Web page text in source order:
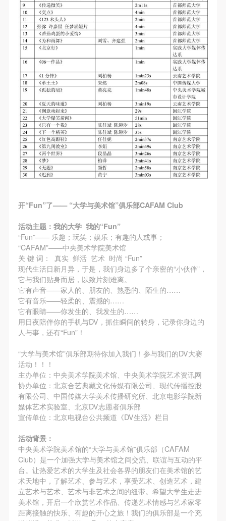
开“Fun”了—— “大学与美术馆”俱乐部CAFAM Club
活动主题：我的大学 我的“Fun”
“Fun”—— 乐趣；玩笑；娱乐；有趣的人或事；
“CAFAM”——中央美术学院美术馆
关 键 词： 真实 鲜活 艺术 时尚 “Fun”
现代生活日新月异，于是，我们身边多了个亲密的“小伙伴”，
它与我们贴身而居，以致片刻难离。
它有声音——家人的、朋友的、熟悉的、陌生的……
它有音乐——轻柔的、震撼的……
它有眼睛——你发生的、我发生的……
用日夜陪伴你的手机与DV，抓住瞬间的转身，记录你身边的
人与事，还有“Fun”！
“大学与美术馆”俱乐部期待你加入我们！参与我们的DV大赛
活动！！！
主办单位：中央美术学院美术馆、中央美术学院艺术资讯网
协办单位：北京合艺典藏文化传媒有限公司、现代传播控股
有限公司、中国传媒大学美术传播研究所、北京电影学院新
媒体艺术实验室、北京DV志愿者俱乐部
宣传单位：北京电视台公共频道《DV生活》栏目
活动背景：
中央美术学院美术馆的“大学与美术馆”俱乐部（CAFAM
Club）是一个加强大学与美术馆之间交流、联谊与互动的平
台。让热爱艺术的大学生及社会各界的朋友们在美术馆的艺
术天地中，了解艺术、参与艺术，享受艺术、创造艺术，建
立艺术与艺术、艺术与非艺术之间的纽带。希望大学生走进
美术馆，开启一个欣赏艺术作品、传递艺术情感与艺术家零
距离接触的快乐、有趣的开心之旅！我们的俱乐部是一个充
可使用雅昌艺术网会员账户登录